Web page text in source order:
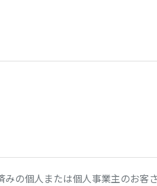
の個人または個人事業主のお客